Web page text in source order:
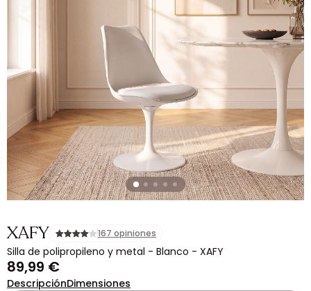
XAFY 167 opiniones
Silla de polipropileno y metal - Blanco - XAFY
89,99 €
DescripciónDimensiones